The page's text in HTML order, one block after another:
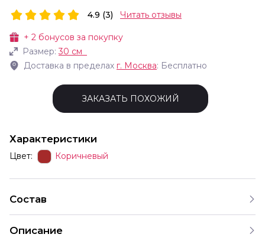
+ 2 бонусов за покупку
Размер:30 см
Доставка в пределах г. Москва: Бесплатно
4.9 (3) Читать отзывы
ЗАКАЗАТЬ ПОХОЖИЙ
Характеристики
Цвет: Коричневый
Состав
Описание